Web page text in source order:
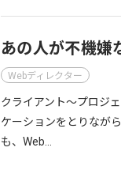
あの人が不機嫌
Webディレクター
クライアント～プロジ
ケーションをとりなが
も、Web…